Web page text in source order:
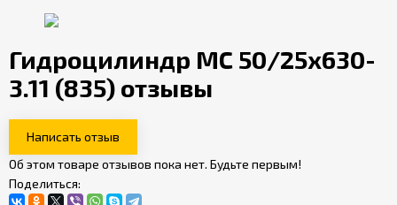
Гидроцилиндр МС 50/25х630-
3.11 (835) отзывы
Написать отзыв
Об этом товаре отзывов пока нет. Будьте первым!
Поделиться: